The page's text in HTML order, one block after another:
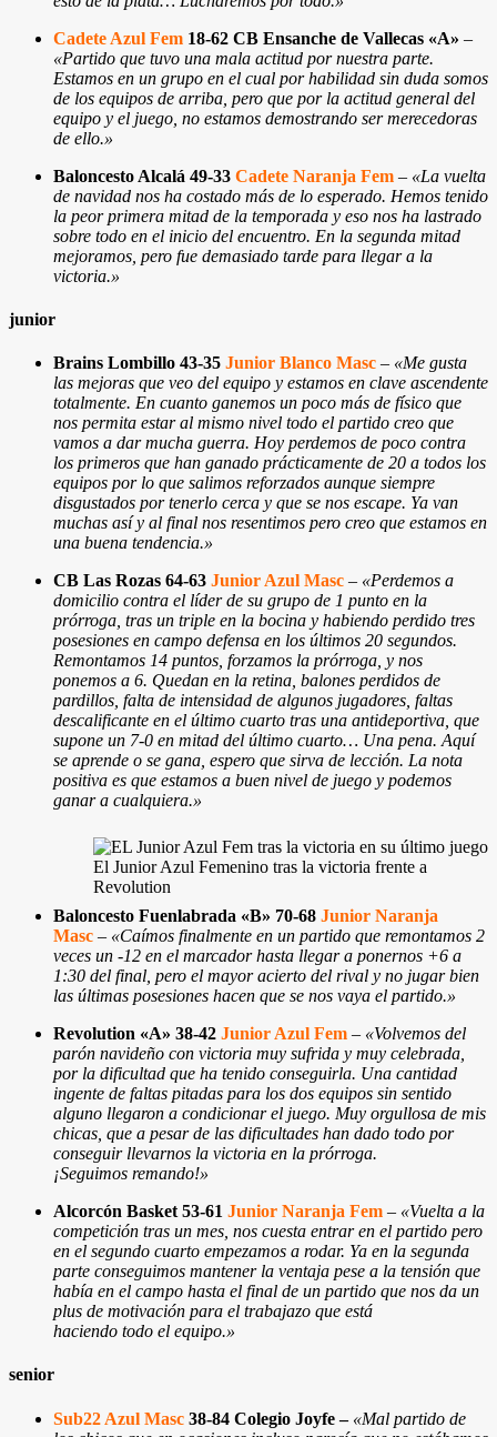
Cadete Azul Fem 18-62 CB Ensanche de Vallecas «A» –
«Partido que tuvo una mala actitud por nuestra parte.
Estamos en un grupo en el cual por habilidad sin duda somos
de los equipos de arriba, pero que por la actitud general del
equipo y el juego, no estamos demostrando ser merecedoras
de ello.»
Baloncesto Alcalá 49-33 Cadete Naranja Fem – «La vuelta
de navidad nos ha costado más de lo esperado. Hemos tenido
la peor primera mitad de la temporada y eso nos ha lastrado
sobre todo en el inicio del encuentro. En la segunda mitad
mejoramos, pero fue demasiado tarde para llegar a la
victoria.»
junior
Brains Lombillo 43-35 Junior Blanco Masc – «Me gusta
las mejoras que veo del equipo y estamos en clave ascendente
totalmente. En cuanto ganemos un poco más de físico que
nos permita estar al mismo nivel todo el partido creo que
vamos a dar mucha guerra. Hoy perdemos de poco contra
los primeros que han ganado prácticamente de 20 a todos los
equipos por lo que salimos reforzados aunque siempre
disgustados por tenerlo cerca y que se nos escape. Ya van
muchas así y al final nos resentimos pero creo que estamos en
una buena tendencia.»
CB Las Rozas 64-63 Junior Azul Masc – «Perdemos a
domicilio contra el líder de su grupo de 1 punto en la
prórroga, tras un triple en la bocina y habiendo perdido tres
posesiones en campo defensa en los últimos 20 segundos.
Remontamos 14 puntos, forzamos la prórroga, y nos
ponemos a 6. Quedan en la retina, balones perdidos de
pardillos, falta de intensidad de algunos jugadores, faltas
descalificante en el último cuarto tras una antideportiva, que
supone un 7-0 en mitad del último cuarto… Una pena. Aquí
se aprende o se gana, espero que sirva de lección. La nota
positiva es que estamos a buen nivel de juego y podemos
ganar a cualquiera.»
El Junior Azul Femenino tras la victoria frente a
Revolution
Baloncesto Fuenlabrada «B» 70-68 Junior Naranja
Masc – «Caímos finalmente en un partido que remontamos 2
veces un -12 en el marcador hasta llegar a ponernos +6 a
1:30 del final, pero el mayor acierto del rival y no jugar bien
las últimas posesiones hacen que se nos vaya el partido.»
Revolution «A» 38-42 Junior Azul Fem – «Volvemos del
parón navideño con victoria muy sufrida y muy celebrada,
por la dificultad que ha tenido conseguirla. Una cantidad
ingente de faltas pitadas para los dos equipos sin sentido
alguno llegaron a condicionar el juego. Muy orgullosa de mis
chicas, que a pesar de las dificultades han dado todo por
conseguir llevarnos la victoria en la prórroga.
¡Seguimos remando!»
Alcorcón Basket 53-61 Junior Naranja Fem – «Vuelta a la
competición tras un mes, nos cuesta entrar en el partido pero
en el segundo cuarto empezamos a rodar. Ya en la segunda
parte conseguimos mantener la ventaja pese a la tensión que
había en el campo hasta el final de un partido que nos da un
plus de motivación para el trabajazo que está
haciendo todo el equipo.»
senior
Sub22 Azul Masc 38-84 Colegio Joyfe – «Mal partido de